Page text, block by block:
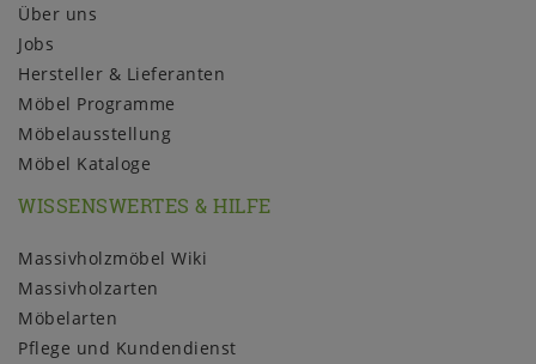
Über uns
Jobs
Hersteller & Lieferanten
Möbel Programme
Möbelausstellung
Möbel Kataloge
WISSENSWERTES & HILFE
Massivholzmöbel Wiki
Massivholzarten
Möbelarten
Pflege und Kundendienst